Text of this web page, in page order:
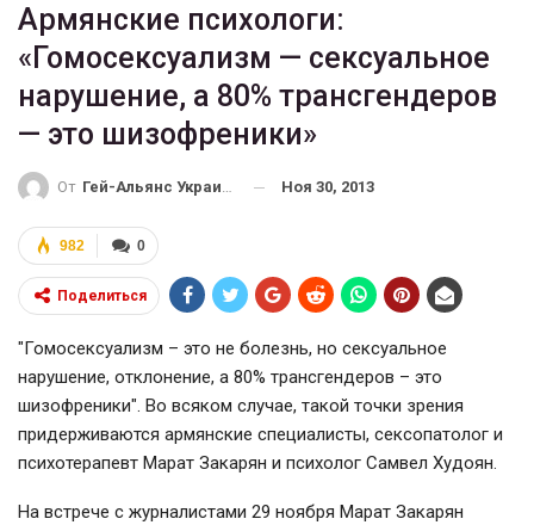
Армянские психологи:
«Гомосексуализм — сексуальное
нарушение, а 80% трансгендеров
— это шизофреники»
От Гей-Альянс Украина Ноя 30, 2013
0
982
Поделиться
"Гомосексуализм – это не болезнь, но сексуальное
нарушение, отклонение, а 80% трансгендеров – это
шизофреники". Во всяком случае, такой точки зрения
придерживаются армянские специалисты, сексопатолог и
психотерапевт Марат Закарян и психолог Самвел Худоян.
На встрече с журналистами 29 ноября Марат Закарян